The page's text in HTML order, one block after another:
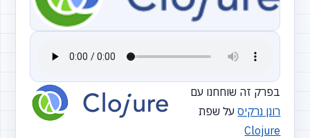
בפרק זה שוחחנו עם
רונן נרקיסעל שפת
Clojure